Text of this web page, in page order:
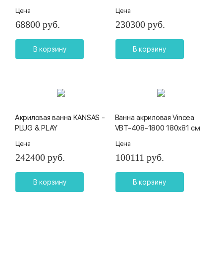
Цена
68800 руб.
В корзину
Цена
230300 руб.
В корзину
Акриловая ванна KANSAS -
PLUG & PLAY
Цена
242400 руб.
В корзину
Ванна акриловая Vincea
VBT-408-1800 180x81 см
Цена
100111 руб.
В корзину